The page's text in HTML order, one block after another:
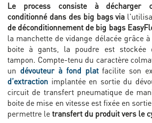
Le process consiste à décharger
conditionné dans des big bags via
de déconditionnement de big bags
la manchette de vidange délacée grâce
boite à gants, la poudre est stockée
tampon. Compte-tenu du caractère
un dévouteur à fond platfacilite son
d’extraction implantée en sortie du
circuit de transfert pneumatique de
boite de mise en vitesse est fixée en
permettre letransfert du produit vers le